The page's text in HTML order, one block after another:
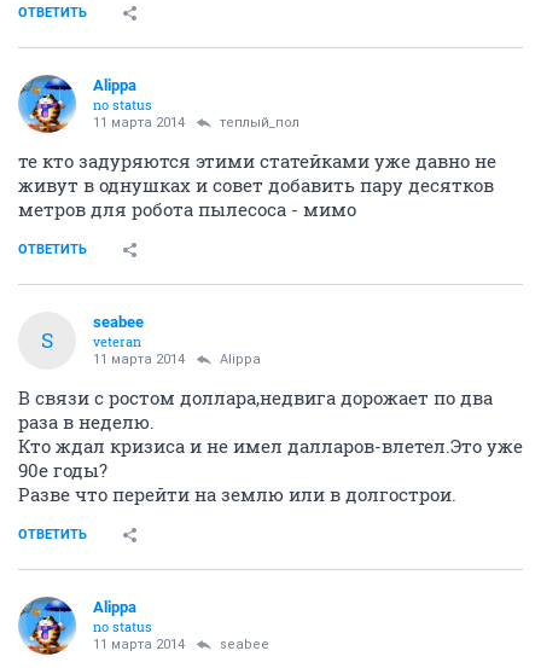
ОТВЕТИТЬ
Alippa
no status
11 марта 2014 теплый_пол
те кто задуряются этими статейками уже давно не
живут в однушках и совет добавить пару десятков
метров для робота пылесоса - мимо
ОТВЕТИТЬ
S
seabee
veteran
11 марта 2014 Alippa
В связи с ростом доллара,недвига дорожает по два
раза в неделю.
Кто ждал кризиса и не имел далларов-влетел.Это уже
90е годы?
Разве что перейти на землю или в долгострои.
ОТВЕТИТЬ
Alippa
no status
11 марта 2014 seabee